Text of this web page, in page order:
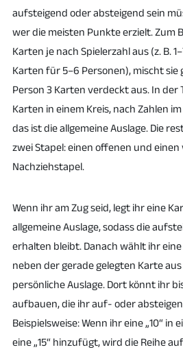
aufsteigend oder absteigend sein
wer die meisten Punkte erzielt. Zum
Karten je nach Spielerzahl aus (z. B.
Karten für 5–6 Personen), mischt
Person 3 Karten verdeckt aus. In
Karten in einem Kreis, nach Zahlen
das ist die allgemeine Auslage. Die
zwei Stapel: einen offenen und
Nachziehstapel.
Wenn ihr am Zug seid, legt ihr eine
allgemeine Auslage, sodass die
erhalten bleibt. Danach wählt ihr
neben der gerade gelegten Karte
persönliche Auslage. Dort könnt ihr
aufbauen, die ihr auf- oder
Beispielsweise: Wenn ihr eine „10“ in
eine „15“ hinzufügt, wird die Reihe